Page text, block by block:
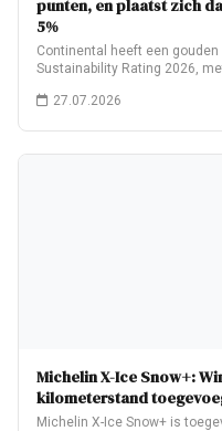
punten, en plaatst zich
5%
Continental heeft een
Sustainability Rating 2026,
27.07.2026
Michelin X-Ice Snow+:
kilometerstand
Michelin X-Ice Snow+ is